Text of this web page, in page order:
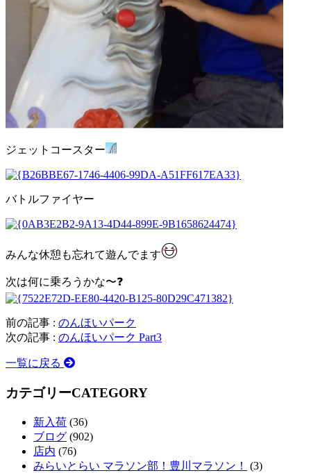
ジェットコースター
バトルファイヤー
みんな休憩も忘れて遊んでます
次は何に乗ろうかな〜❓
前の記事 : のんほいパーク
次の記事 : のんほいパーク Part3
一覧に戻る
カテゴリーCATEGORY
新入荷 (36)
ブログ (902)
店内 (76)
みらいとらい マラソン部！豊川マラソン！
(3)